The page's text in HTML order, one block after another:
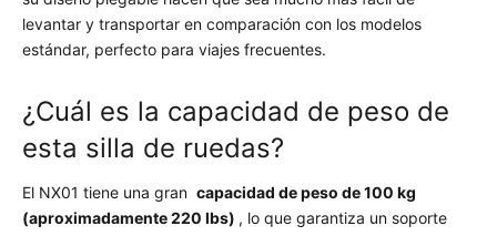
levantar y transportar en comparación con los modelos
estándar, perfecto para viajes frecuentes.
¿Cuál es la capacidad de peso de
esta silla de ruedas?
El NX01 tiene una gran capacidad de peso de 100 kg
(aproximadamente 220 lbs) , lo que garantiza un soporte